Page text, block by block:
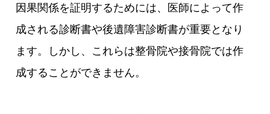
因果関係を証明するためには、医師によって作
成される診断書や後遺障害診断書が重要となり
ます。しかし、これらは整骨院や接骨院では作
成することができません。